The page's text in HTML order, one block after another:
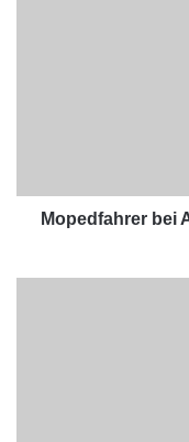
Mopedfahrer bei